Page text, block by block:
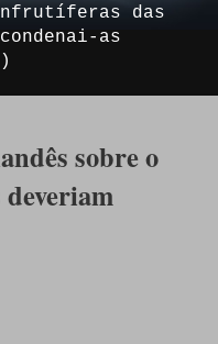
das
as
sobre o
deveriam